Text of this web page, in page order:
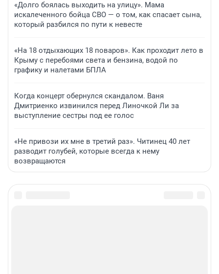
«Долго боялась выходить на улицу». Мама
искалеченного бойца СВО — о том, как спасает сына,
который разбился по пути к невесте
«На 18 отдыхающих 18 поваров». Как проходит лето в
Крыму с перебоями света и бензина, водой по
графику и налетами БПЛА
Когда концерт обернулся скандалом. Ваня
Дмитриенко извинился перед Линочкой Ли за
выступление сестры под ее голос
«Не привози их мне в третий раз». Читинец 40 лет
разводит голубей, которые всегда к нему
возвращаются